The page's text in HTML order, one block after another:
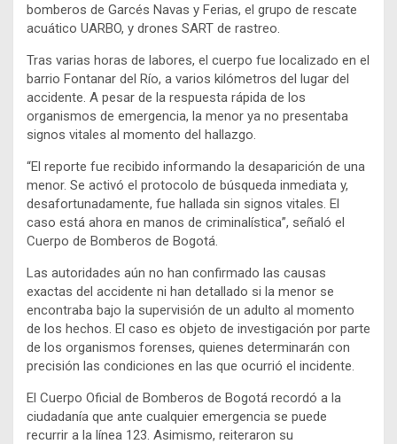
bomberos de Garcés Navas y Ferias, el grupo de rescate
acuático UARBO, y drones SART de rastreo.
Tras varias horas de labores, el cuerpo fue localizado en el
barrio Fontanar del Río, a varios kilómetros del lugar del
accidente. A pesar de la respuesta rápida de los
organismos de emergencia, la menor ya no presentaba
signos vitales al momento del hallazgo.
“El reporte fue recibido informando la desaparición de una
menor. Se activó el protocolo de búsqueda inmediata y,
desafortunadamente, fue hallada sin signos vitales. El
caso está ahora en manos de criminalística”, señaló el
Cuerpo de Bomberos de Bogotá.
Las autoridades aún no han confirmado las causas
exactas del accidente ni han detallado si la menor se
encontraba bajo la supervisión de un adulto al momento
de los hechos. El caso es objeto de investigación por parte
de los organismos forenses, quienes determinarán con
precisión las condiciones en las que ocurrió el incidente.
El Cuerpo Oficial de Bomberos de Bogotá recordó a la
ciudadanía que ante cualquier emergencia se puede
recurrir a la línea 123. Asimismo, reiteraron su